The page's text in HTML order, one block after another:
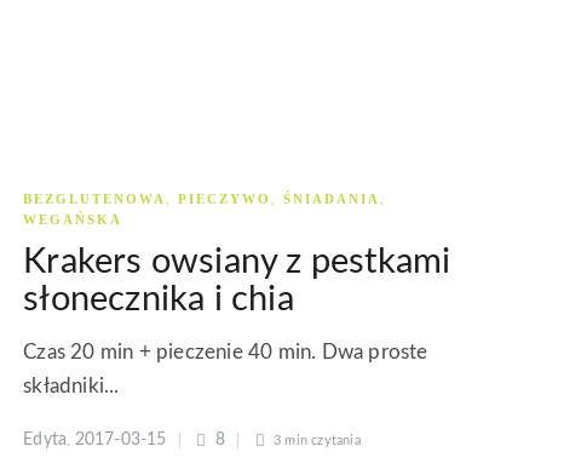
BEZGLUTENOWA ,PIECZYWO ,ŚNIADANIA
WEGAŃSKA
Krakers owsiany z pestkami
słonecznika i chia
Czas 20 min + pieczenie 40 min. Dwa proste
składniki...
Edyta 2017-03-15 8 3 minczytania